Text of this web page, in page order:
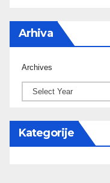
Arhiva
Archives
Kategorije